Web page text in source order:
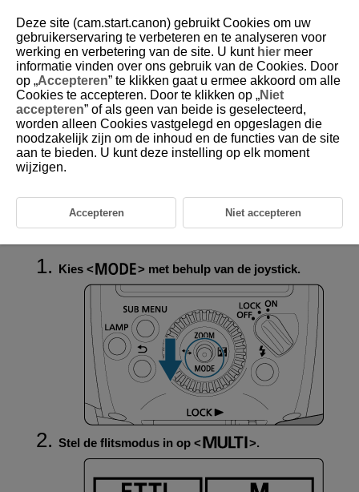
D393-024
Stroboscopisch flitsen
De sluitertijd berekenen
Met de stroboscopische flits en een lange sluitertijd kunt u in één
opname continue beweging vastleggen, zoals bij sequence-fotografie.
flitsfrequentie (aantal flitsen per seconde, equivalent aan Hz) in. Zie
Maximaal aantal opeenvolgende flitsen
voor informatie over het
maximale aantal opeenvolgende flitsen.
Kies met behulp van de joystick.
Stel de flitsmodus in op .
Deze site (cam.start.canon) gebruikt Cookies om uw
gebruikerservaring te verbeteren en te analyseren voor
werking en verbetering van de site. U kunt hier meer
informatie vinden over ons gebruik van de Cookies. Door
op „Accepteren” te klikken gaat u ermee akkoord om alle
Cookies te accepteren. Door te klikken op „Niet
accepteren” of als geen van beide is geselecteerd,
worden alleen Cookies vastgelegd en opgeslagen die
noodzakelijk zijn om de inhoud en de functies van de site
aan te bieden. U kunt deze instelling op elk moment
wijzigen.
Accepteren Niet accepteren